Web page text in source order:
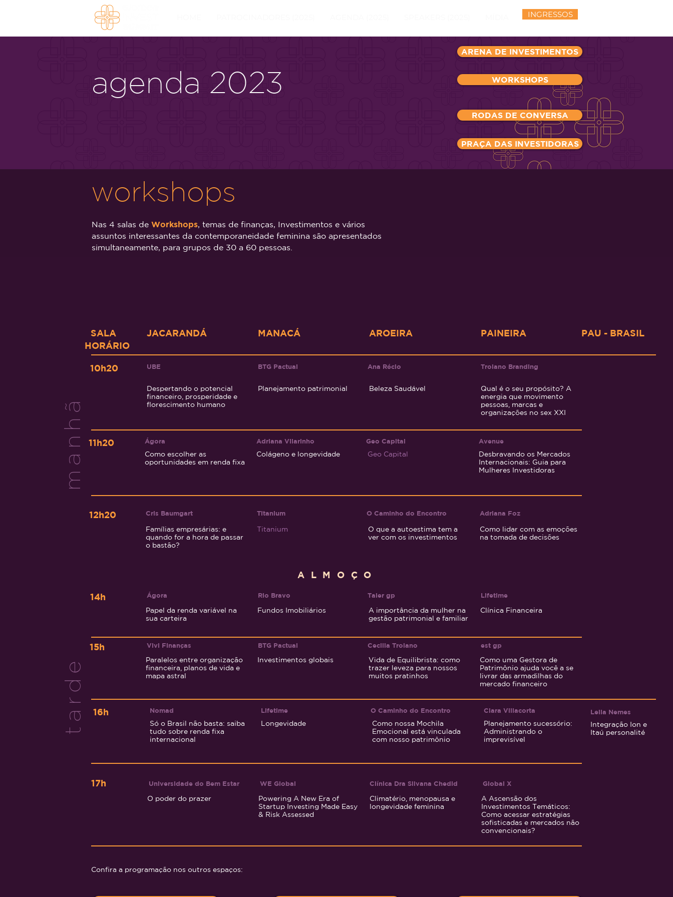
INGRESSOS
agenda 2023
ARENA DE INVESTIMENTOS
WORKSHOPS
RODAS DE CONVERSA
PRAÇA DAS INVESTIDORAS
workshops
Nas 4 salas de Workshops, temas de finanças, Investimentos e vários
assuntos interessantes da contemporaneidade feminina são apresentados
simultaneamente, para grupos de 30 a 60 pessoas.
SALA JACARANDÁ MANACÁ AROEIRA PAINEIRA
PAU - BRASIL
HORÁRIO
10h20 UBE BTG Pactual Ana Récio Troiano Branding
Despertando o potencial
financeiro, prosperidade e
florescimento humano
Planejamento patrimonial Beleza Saudável
Qual é o seu propósito? A
energia que movimento
pessoas, marcas e
organizações no sex XXI
11h20
Como escolher as
oportunidades em renda fixa
Colágeno e longevidade Geo Capital
Desbravando os Mercados
Internacionais: Guia para
Mulheres Investidoras
manhã Ágora Avenue
Geo Capital
Adriana Vilarinho
12h20
Cris Baumgart
Famílias empresárias: e
quando for a hora de passar
o bastão?
Titanium
Titanium
O Caminho do Encontro
O que a autoestima tem a
ver com os investimentos
Adriana Foz
Como lidar com as emoções
na tomada de decisões
ALMOÇO
14h
Ágora
Papel da renda variável na
sua carteira
Rio Bravo
Fundos Imobiliários
Taler gp
A importância da mulher na
gestão patrimonial e familiar
Lifetime
Clínica Financeira
15h Vivi Finanças BTG Pactual Cecilia Troiano est gp
16h Nomad Lifetime O Caminho do Encontro Clara Villacorta
Paralelos entre organização
financeira, planos de vida e
mapa astral
Investimentos globais
Vida de Equilibrista: como
trazer leveza para nossos
muitos pratinhos
Como uma Gestora de
Patrimônio ajuda você a se
livrar das armadilhas do
mercado financeiro
tarde
Leila Nemes
Só o Brasil não basta: saiba
tudo sobre renda fixa
internacional
Longevidade
Como nossa Mochila
Emocional está vinculada
com nosso patrimônio
Planejamento sucessório:
Administrando o
imprevisível
Integração Ion e
Itaú personalité
17h Universidade do Bem Estar
O poder do prazer
WE Global
Powering A New Era of
Startup Investing Made Easy
& Risk Assessed
Clínica Dra Silvana Chedid
Climatério, menopausa e
longevidade feminina
Global X
A Ascensão dos
Investimentos Temáticos:
Como acessar estratégias
sofisticadas e mercados não
convencionais?
Confira a programação nos outros espaços: